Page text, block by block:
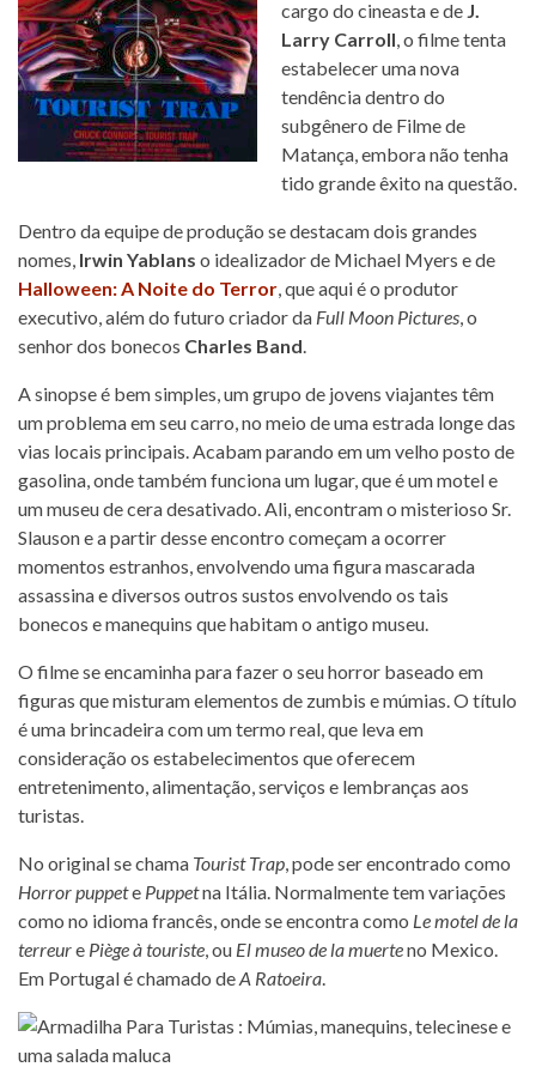
cargo do cineasta e de J.
Larry Carroll, o filme tenta
estabelecer uma nova
tendência dentro do
subgênero de Filme de
Matança, embora não tenha
tido grande êxito na questão.
Dentro da equipe de produção se destacam dois grandes
nomes, Irwin Yablans o idealizador de Michael Myers e de
Halloween: A Noite do Terror, que aqui é o produtor
executivo, além do futuro criador da Full Moon Pictures, o
senhor dos bonecos Charles Band.
A sinopse é bem simples, um grupo de jovens viajantes têm
um problema em seu carro, no meio de uma estrada longe das
vias locais principais. Acabam parando em um velho posto de
gasolina, onde também funciona um lugar, que é um motel e
um museu de cera desativado. Ali, encontram o misterioso Sr.
Slauson e a partir desse encontro começam a ocorrer
momentos estranhos, envolvendo uma figura mascarada
assassina e diversos outros sustos envolvendo os tais
bonecos e manequins que habitam o antigo museu.
O filme se encaminha para fazer o seu horror baseado em
figuras que misturam elementos de zumbis e múmias. O título
é uma brincadeira com um termo real, que leva em
consideração os estabelecimentos que oferecem
entretenimento, alimentação, serviços e lembranças aos
turistas.
No original se chama Tourist Trap, pode ser encontrado como
Horror puppete Puppetna Itália. Normalmente tem variações
como no idioma francês, onde se encontra como Le motel de la
terreure Piège à touriste, ou El museo de la muerteno Mexico.
Em Portugal é chamado deA Ratoeira.